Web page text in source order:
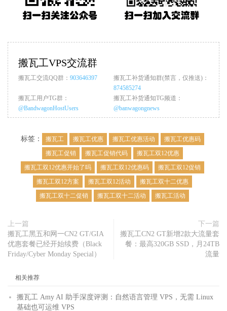
搬瓦工VPS交流群
搬瓦工交流QQ群： 903646397
搬瓦工补货通知群(禁言，仅推送)：
874585274
搬瓦工用户TG群：
@BandwagonHostUsers
搬瓦工补货通知TG频道：
@banwagongnews
标签： 搬瓦工 搬瓦工优惠 搬瓦工优惠活动
搬瓦工优惠码
搬瓦工促销
搬瓦工促销代码
搬瓦工双12优惠
搬瓦工双12优惠开始了吗
搬瓦工双12优惠码
搬瓦工双12促销
搬瓦工双12方案
搬瓦工双12活动
搬瓦工双十二优惠
搬瓦工双十二促销
搬瓦工双十二活动 搬瓦工活动
上一篇
搬瓦工黑五和网一CN2 GT/GIA
优惠套餐已经开始续费（Black
Friday/Cyber Monday Special）
下一篇
搬瓦工CN2 GT新增2款大流量套
餐：最高320GB SSD，月24TB
流量
相关推荐
搬瓦工 Amy AI 助手深度评测：自然语言管理 VPS，无需 Linux
基础也可运维 VPS